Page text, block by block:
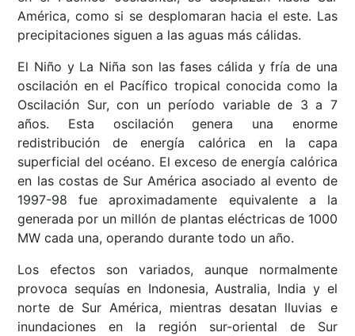
América, como si se desplomaran hacia el este. Las
precipitaciones siguen a las aguas más cálidas.
El Niño y La Niña son las fases cálida y fría de una
oscilación en el Pacífico tropical conocida como la
Oscilación Sur, con un período variable de 3 a 7
años. Esta oscilación genera una enorme
redistribución de energía calórica en la capa
superficial del océano. El exceso de energía calórica
en las costas de Sur América asociado al evento de
1997-98 fue aproximadamente equivalente a la
generada por un millón de plantas eléctricas de 1000
MW cada una, operando durante todo un año.
Los efectos son variados, aunque normalmente
provoca sequías en Indonesia, Australia, India y el
norte de Sur América, mientras desatan lluvias e
inundaciones en la región sur-oriental de Sur